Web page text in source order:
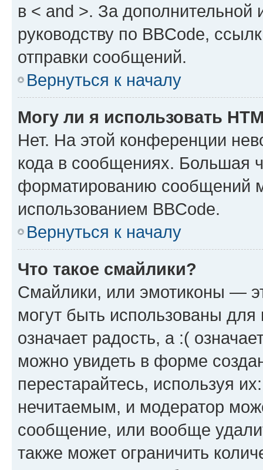
в < and >. За
руководству по BBCode,
отправки сообщений.
Вернуться к началу
Могу ли я использовать
Нет. На этой конференции
кода в сообщениях. Большая
форматированию сообщений
использованием BBCode.
Вернуться к началу
Что такое смайлики?
Смайлики, или эмотиконы —
могут быть использованы
означает радость, а :(
можно увидеть в форме
перестарайтесь, используя
нечитаемым, и модератор
сообщение, или вообще
также может ограничить